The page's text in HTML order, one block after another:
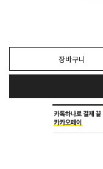
장바구니